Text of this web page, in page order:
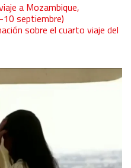
a Mozambique,
10 septiembre)
sobre el cuarto viaje del